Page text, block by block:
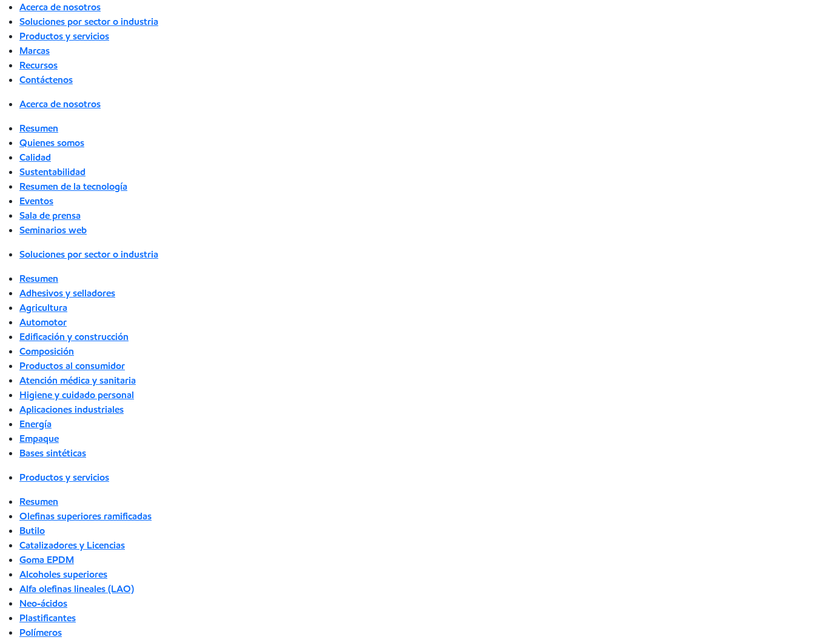
Acerca de nosotros
Soluciones por sector o industria
Productos y servicios
Marcas
Recursos
Contáctenos
Acerca de nosotros
Resumen
Quienes somos
Calidad
Sustentabilidad
Resumen de la tecnología
Eventos
Sala de prensa
Seminarios web
Soluciones por sector o industria
Resumen
Adhesivos y selladores
Agricultura
Automotor
Edificación y construcción
Composición
Productos al consumidor
Atención médica y sanitaria
Higiene y cuidado personal
Aplicaciones industriales
Energía
Empaque
Bases sintéticas
Productos y servicios
Resumen
Olefinas superiores ramificadas
Butilo
Catalizadores y Licencias
Goma EPDM
Alcoholes superiores
Alfa olefinas lineales (LAO)
Neo-ácidos
Plastificantes
Polímeros